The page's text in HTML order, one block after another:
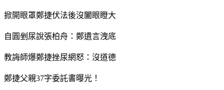
掀開眼罩鄭捷伏法後沒闔眼瞪大
自圓剉尿說張柏舟：鄭遺言洩底
教誨師爆鄭捷挫尿網怒：沒道德
鄭捷父親37字委託書曝光！